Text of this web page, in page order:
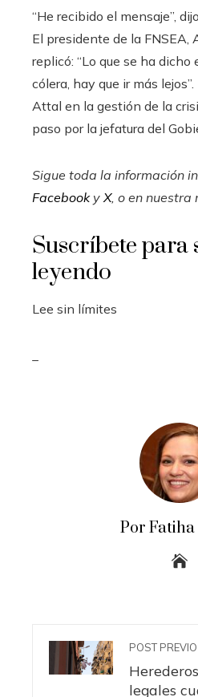
“He recibido el mensaje”,
El presidente de la FNSEA,
replicó: “Lo que se ha
cólera, hay que ir más
Attal en la gestión de la
paso por la jefatura del
Sigue toda la información
FacebookyX, o en nuestra
Suscríbete para
leyendo
Lee sin límites
Por
POST PREVIO
legales